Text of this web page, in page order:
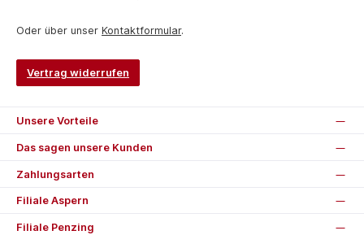
Oder über unser Kontaktformular.
Vertrag widerrufen
Unsere Vorteile
Das sagen unsere Kunden
Zahlungsarten
Filiale Aspern
Filiale Penzing